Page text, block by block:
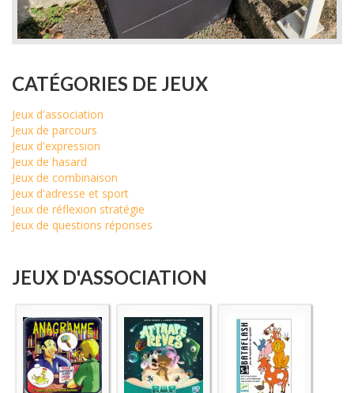
CATÉGORIES DE JEUX
Jeux d'association
Jeux de parcours
Jeux d'expression
Jeux de hasard
Jeux de combinaison
Jeux d'adresse et sport
Jeux de réflexion stratégie
Jeux de questions réponses
JEUX D'ASSOCIATION